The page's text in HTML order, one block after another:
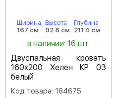
Ширина
167 см
Высота
92.8 см
Глубина
211.4 см
в наличии: 16 шт.
Двуспальная кровать
160х200 Хелен КР 03
белый
Код товара: 184675